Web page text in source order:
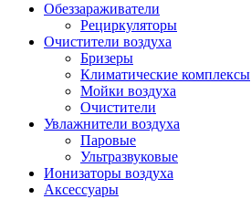
Обеззараживатели
Рециркуляторы
Очистители воздуха
Бризеры
Климатические комплексы
Мойки воздуха
Очистители
Увлажнители воздуха
Паровые
Ультразвуковые
Ионизаторы воздуха
Аксессуары